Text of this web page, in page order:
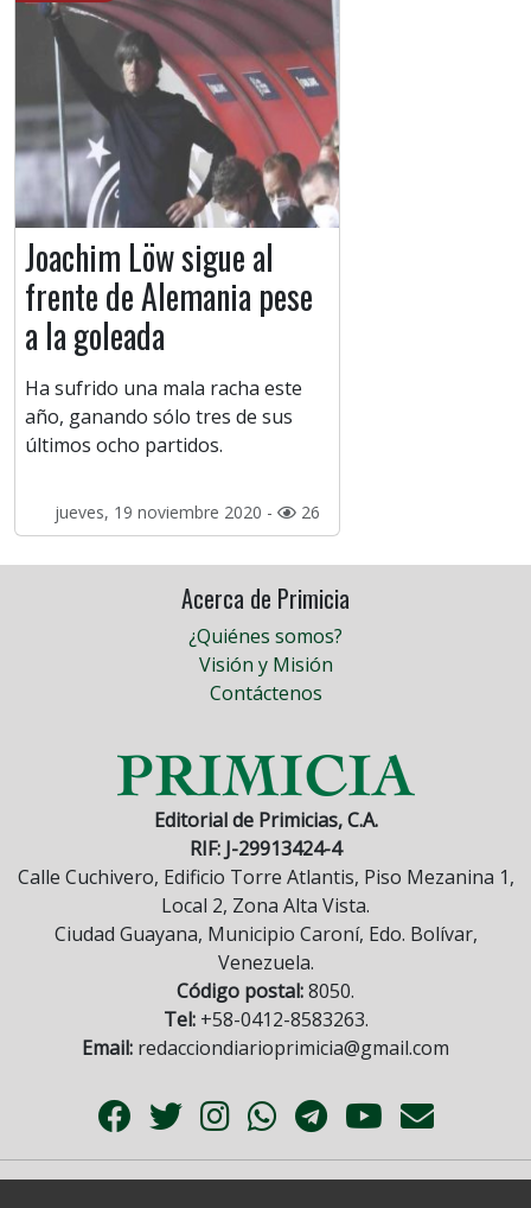
Joachim Löw sigue al
frente de Alemania pese
a la goleada
Ha sufrido una mala racha este
año, ganando sólo tres de sus
últimos ocho partidos.
jueves, 19 noviembre 2020 - 26
Acerca de Primicia
¿Quiénes somos?
Visión y Misión
Contáctenos
Editorial de Primicias, C.A.
RIF: J-29913424-4
Calle Cuchivero, Edificio Torre Atlantis, Piso Mezanina 1,
Local 2, Zona Alta Vista.
Ciudad Guayana, Municipio Caroní, Edo. Bolívar,
Venezuela.
Código postal:8050.
Tel:+58-0412-8583263.
Email: redacciondiarioprimicia@gmail.com